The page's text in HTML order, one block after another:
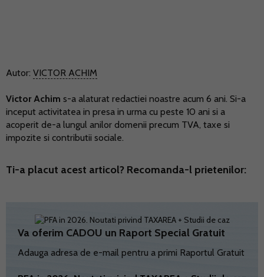
Autor: VICTOR ACHIM
Victor Achim s-a alaturat redactiei noastre acum 6 ani. Si-a
inceput activitatea in presa in urma cu peste 10 ani si a
acoperit de-a lungul anilor domenii precum TVA, taxe si
impozite si contributii sociale.
Ti-a placut acest articol? Recomanda-l prietenilor:
Va oferim CADOU un Raport Special Gratuit
Adauga adresa de e-mail pentru a primi Raportul Gratuit